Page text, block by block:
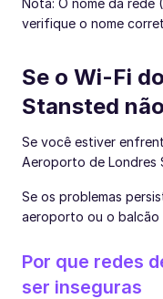
Nota: O nome da rede
verifique o nome
Se o Wi-Fi
Stansted
Se você estiver
Aeroporto de Londres
Se os problemas
aeroporto ou o balcão
Por que redes
ser inseguras